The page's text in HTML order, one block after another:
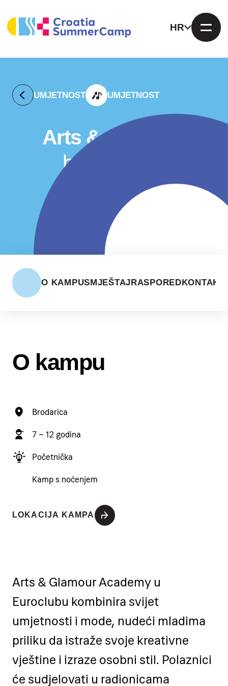
HR
UMJETNOST UMJETNOST
Arts & Glamour
by Euroclub
O KAMPUSMJEŠTAJ RASPORED KONTAKT
O kampu
Brodarica
7 – 12 godina
Početnička
Kamp s noćenjem
LOKACIJA KAMPA
Arts & Glamour Academy u
Euroclubu kombinira svijet
umjetnosti i mode, nudeći mladima
priliku da istraže svoje kreativne
vještine i izraze osobni stil. Polaznici
će sudjelovati u radionicama